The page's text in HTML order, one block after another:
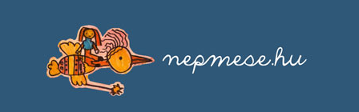
útján terjedő elbeszélésekből,
melyeket olyan ismert gyűjtők
állítottak össze, mint Benedek